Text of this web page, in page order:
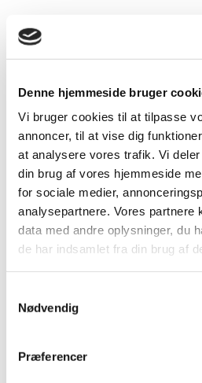
Denne hjemmeside bruger
Vi bruger cookies til at tilpasse
annoncer, til at vise dig
at analysere vores trafik. Vi
din brug af vores hjemmeside
for sociale medier,
analysepartnere. Vores partnere
data med andre oplysninger, du
de har indsamlet fra din brug af
Nødvendig
Præferencer
Forebyg
Selv om man kan møde flåten året
mild, sker der alligevel en